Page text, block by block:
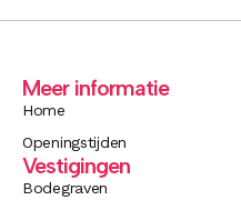
Meer informatie
Home
Openingstijden
Vestigingen
Bodegraven